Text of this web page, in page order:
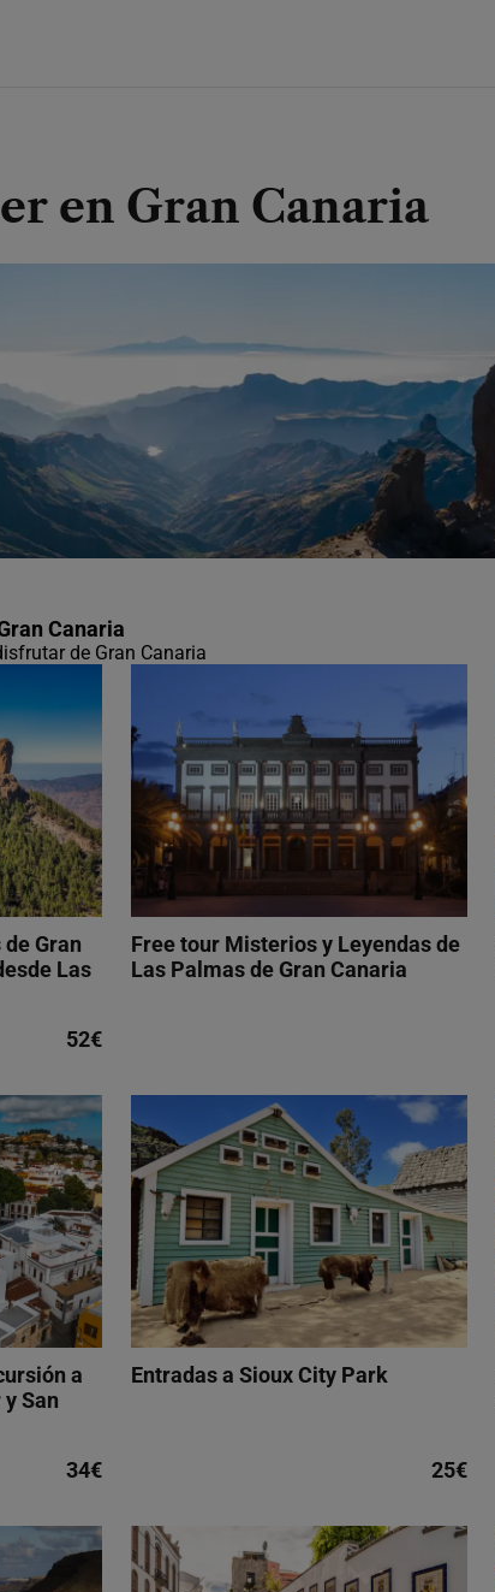
en Gran Canaria
Canaria
de Gran Canaria
Gran
Las
52€
Free tour Misterios y Leyendas de
Las Palmas de Gran Canaria
a
San
34€
Entradas a Sioux City Park
25€